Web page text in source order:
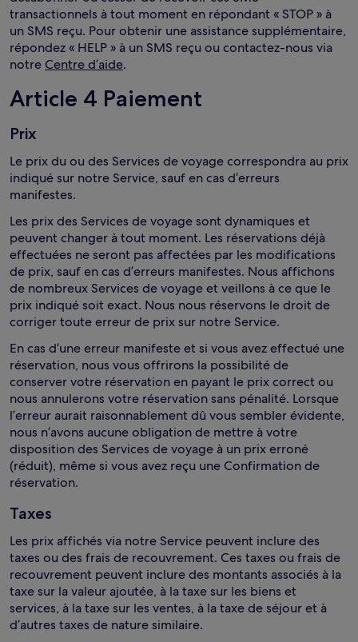
transactionnels à tout moment en répondant « STOP » à
un SMS reçu. Pour obtenir une assistance supplémentaire,
répondez « HELP » à un SMS reçu ou contactez-nous via
notre Centre d’aide.
Article 4 Paiement
Prix
Le prix du ou des Services de voyage correspondra au prix
indiqué sur notre Service, sauf en cas d’erreurs
manifestes.
Les prix des Services de voyage sont dynamiques et
peuvent changer à tout moment. Les réservations déjà
effectuées ne seront pas affectées par les modifications
de prix, sauf en cas d’erreurs manifestes. Nous affichons
de nombreux Services de voyage et veillons à ce que le
prix indiqué soit exact. Nous nous réservons le droit de
corriger toute erreur de prix sur notre Service.
En cas d’une erreur manifeste et si vous avez effectué une
réservation, nous vous offrirons la possibilité de
conserver votre réservation en payant le prix correct ou
nous annulerons votre réservation sans pénalité. Lorsque
l’erreur aurait raisonnablement dû vous sembler évidente,
nous n’avons aucune obligation de mettre à votre
disposition des Services de voyage à un prix erroné
(réduit), même si vous avez reçu une Confirmation de
réservation.
Taxes
Les prix affichés via notre Service peuvent inclure des
taxes ou des frais de recouvrement. Ces taxes ou frais de
recouvrement peuvent inclure des montants associés à la
taxe sur la valeur ajoutée, à la taxe sur les biens et
services, à la taxe sur les ventes, à la taxe de séjour et à
d’autres taxes de nature similaire.